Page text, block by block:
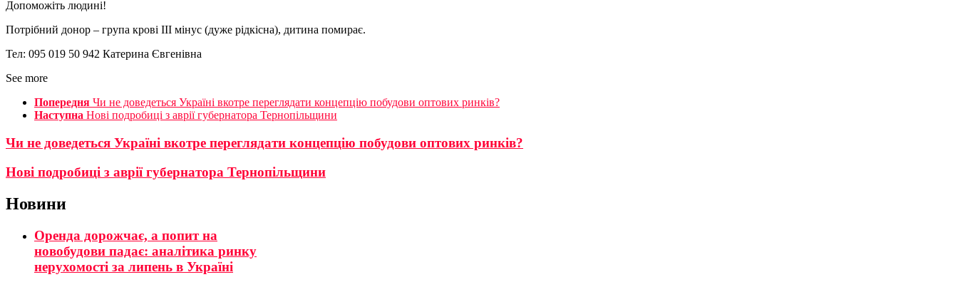
Допоможіть людині!
Потрібний донор – група крові ІІІ мінус (дуже рідкісна), дитина помирає.
Тел: 095 019 50 942 Катерина Євгенівна
See more
Попередня Чи не доведеться Україні вкотре переглядати концепцію побудови оптових ринків?
Наступна Нові подробиці з аврії губернатора Тернопільщини
Чи не доведеться Україні вкотре переглядати концепцію побудови оптових ринків?
Нові подробиці з аврії губернатора Тернопільщини
Новини
Оренда дорожчає, а попит на
новобудови падає: аналітика ринку
нерухомості за липень в Україні